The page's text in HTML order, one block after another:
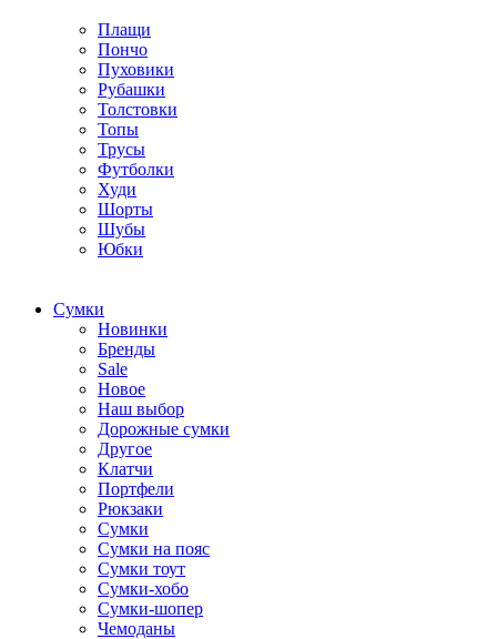
Плащи
Пончо
Пуховики
Рубашки
Толстовки
Топы
Трусы
Футболки
Худи
Шорты
Шубы
Юбки
Cумки
Новинки
Бренды
Sale
Новое
Наш выбор
Дорожные сумки
Другое
Клатчи
Портфели
Рюкзаки
Сумки
Сумки на пояс
Сумки тоут
Сумки-хобо
Сумки-шопер
Чемоданы